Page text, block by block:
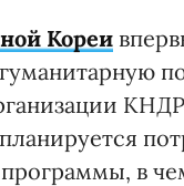
Кореи
гуманитарную
в